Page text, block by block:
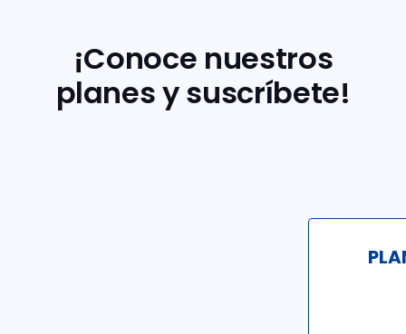
¡Conoce nuestros
planes y suscríbete!